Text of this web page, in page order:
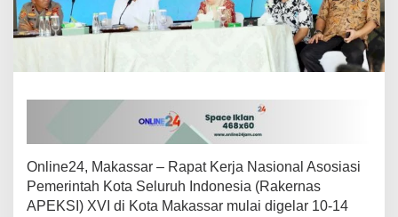
r
a
A
i
t
e
d
Online24, Makassar – Rapat Kerja Nasional Asosiasi
Pemerintah Kota Seluruh Indonesia (Rakernas
APEKSI) XVI di Kota Makassar mulai digelar 10-14